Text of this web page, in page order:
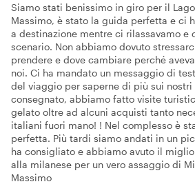
Siamo stati benissimo in giro per il
Massimo, è stato la guida perfetta e ci
a destinazione mentre ci rilassavamo e
scenario. Non abbiamo dovuto
prendere e dove cambiare perché
noi. Ci ha mandato un messaggio di
del viaggio per saperne di più sui nostri
consegnato, abbiamo fatto visite
gelato oltre ad alcuni acquisti tanto
italiani fuori mano! ! Nel complesso è
perfetta. Più tardi siamo andati in un
ha consigliato e abbiamo avuto il
alla milanese per un vero assaggio di
Massimo